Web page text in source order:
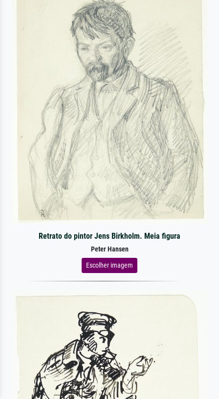
Retrato do pintor Jens Birkholm. Meia figura
Peter Hansen
Escolher imagem